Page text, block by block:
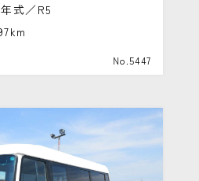
年式／R5
No.5447